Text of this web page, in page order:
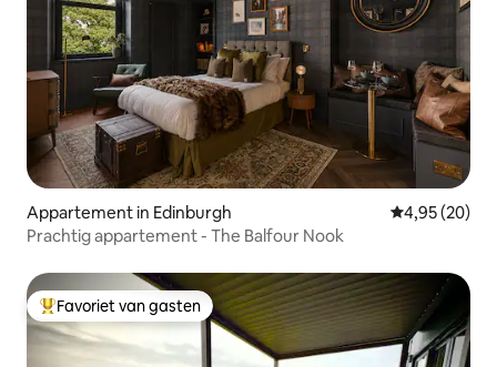
Appartement in Edinburgh Gemiddelde
4,95 (20)
Prachtig appartement - The Balfour Nook
Topfavoriet van gasten
Favoriet van gasten